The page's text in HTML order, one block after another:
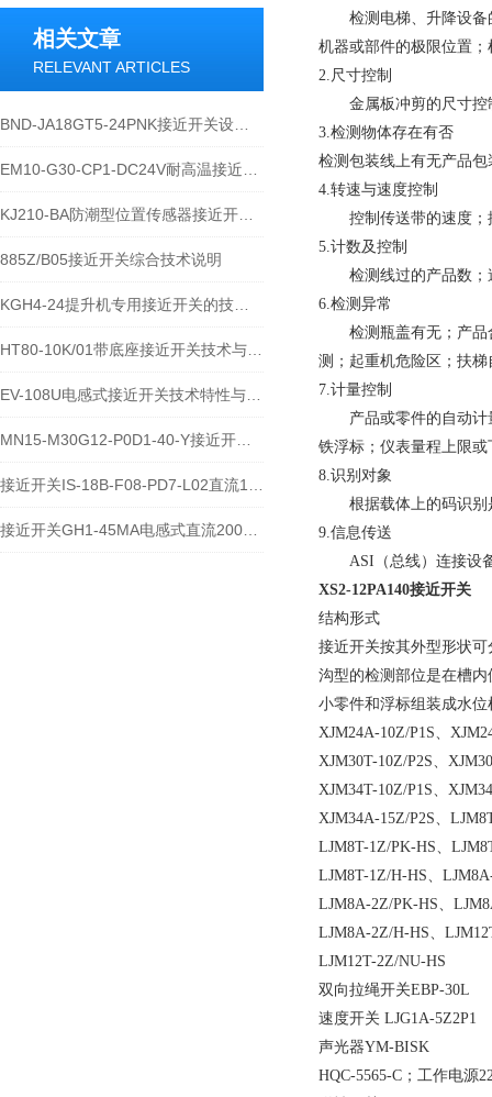
相关文章
RELEVANT ARTICLES
885Z/B05接近开关综合技术说明
检测电梯、升降设备的
机器或部件的极限位置
2.尺寸控制
金属板冲剪的尺寸控制
3.检测物体存在有否
检测包装线上有无产品
4.转速与速度控制
控制传送带的速度；
5.计数及控制
检测线过的产品数；
6.检测异常
检测瓶盖有无；产品合
测；起重机危险区；扶梯
7.计量控制
产品或零件的自动计量
铁浮标；仪表量程上限
8.识别对象
根据载体上的码识别
9.信息传送
ASI（总线）连接设备
XS2-12PA140接近开关
结构形式
接近开关按其外型形状
沟型的检测部位是在槽
小零件和浮标组装成水
XJM24A-10Z/P1S、
XJM30T-10Z/P2S、
XJM34T-10Z/P1S、
XJM34A-15Z/P2S、
LJM8T-1Z/PK-HS、
LJM8T-1Z/H-HS、
LJM8A-2Z/PK-HS、
LJM8A-2Z/H-HS、
LJM12T-2Z/NU-HS
双向拉绳开关EBP-30L
速度开关 LJG1A-5Z2P1
声光器YM-BISK
HQC-5565-C；工作电源